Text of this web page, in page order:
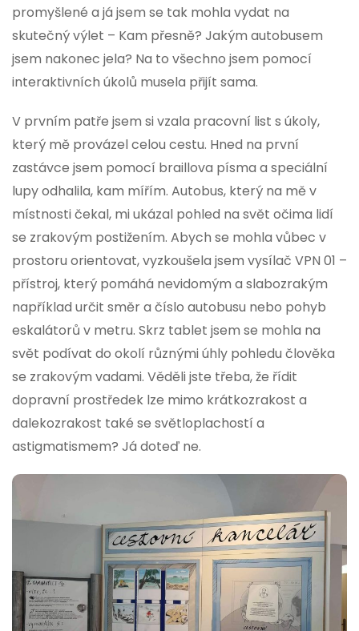
promyšlené a já jsem se tak mohla vydat na
skutečný výlet – Kam přesně? Jakým autobusem
jsem nakonec jela? Na to všechno jsem pomocí
interaktivních úkolů musela přijít sama.
V prvním patře jsem si vzala pracovní list s úkoly,
který mě provázel celou cestu. Hned na první
zastávce jsem pomocí braillova písma a speciální
lupy odhalila, kam mířím. Autobus, který na mě v
místnosti čekal, mi ukázal pohled na svět očima lidí
se zrakovým postižením. Abych se mohla vůbec v
prostoru orientovat, vyzkoušela jsem vysílač VPN 01 –
přístroj, který pomáhá nevidomým a slabozrakým
například určit směr a číslo autobusu nebo pohyb
eskalátorů v metru. Skrz tablet jsem se mohla na
svět podívat do okolí různými úhly pohledu člověka
se zrakovým vadami. Věděli jste třeba, že řídit
dopravní prostředek lze mimo krátkozrakost a
dalekozrakost také se světloplachostí a
astigmatismem? Já doteď ne.